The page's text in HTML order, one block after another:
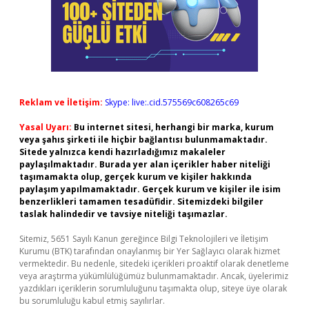
Reklam ve İletişim: Skype: live:.cid.575569c608265c69
Yasal Uyarı: Bu internet sitesi, herhangi bir marka, kurum
veya şahıs şirketi ile hiçbir bağlantısı bulunmamaktadır.
Sitede yalnızca kendi hazırladığımız makaleler
paylaşılmaktadır. Burada yer alan içerikler haber niteliği
taşımamakta olup, gerçek kurum ve kişiler hakkında
paylaşım yapılmamaktadır. Gerçek kurum ve kişiler ile isim
benzerlikleri tamamen tesadüfidir. Sitemizdeki bilgiler
taslak halindedir ve tavsiye niteliği taşımazlar.
Sitemiz, 5651 Sayılı Kanun gereğince Bilgi Teknolojileri ve İletişim
Kurumu (BTK) tarafından onaylanmış bir Yer Sağlayıcı olarak hizmet
vermektedir. Bu nedenle, sitedeki içerikleri proaktif olarak denetleme
veya araştırma yükümlülüğümüz bulunmamaktadır. Ancak, üyelerimiz
yazdıkları içeriklerin sorumluluğunu taşımakta olup, siteye üye olarak
bu sorumluluğu kabul etmiş sayılırlar.